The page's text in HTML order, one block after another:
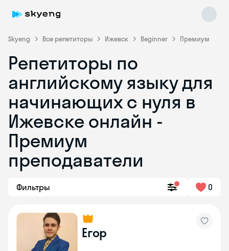
Skyeng Все репетиторы Ижевск Beginner Премиум
Репетиторы по
английскому языку для
начинающих с нуля в
Ижевске онлайн -
Премиум
преподаватели
Фильтры 0
Егор
online